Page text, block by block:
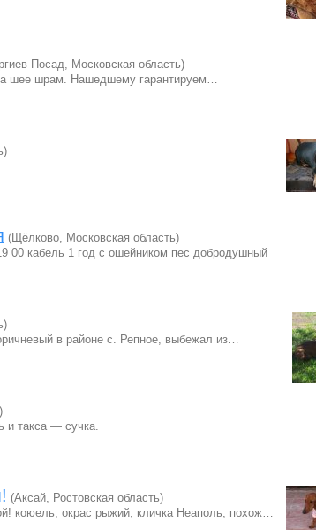
Посад, Московская область)
шее шрам. Нашедшему гарантируем…
(Щёлково, Московская область)
00 кабель 1 год с ошейником пес добродушный
в районе с. Репное, выбежал из…
и такса — сучка.
(Аксай, Ростовская область)
коюель, окрас рыжий, кличка Неаполь, похож…